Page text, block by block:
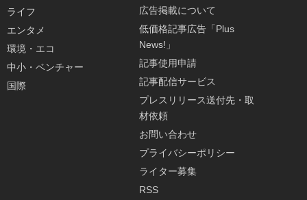
ライフ
エンタメ
環境・エコ
中小・ベンチャー
国際
広告掲載について
低価格記事広告「Plus
News!」
記事使用申請
記事配信サービス
プレスリリース送付先・取
材依頼
お問い合わせ
プライバシーポリシー
ライター募集
RSS